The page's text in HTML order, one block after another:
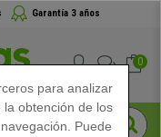
Garantía 3 años
0
para analizar
obtención de los
Puede